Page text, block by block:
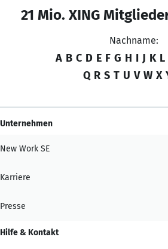
21 Mio. XING
Nachname:
A B C D E F G H I J K L
Q R S T U V W X
Unternehmen
New Work SE
Karriere
Presse
Hilfe & Kontakt